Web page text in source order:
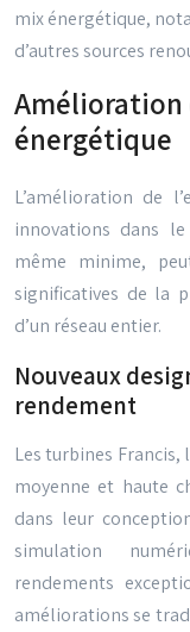
mix énergétique,
d’autres sources
Amélioration
énergétique
L’amélioration de
innovations dans
même minime,
significatives de la
d’un réseau entier.
Nouveaux
rendement
Les turbines
moyenne et haute
dans leur
simulation
rendements
améliorations se